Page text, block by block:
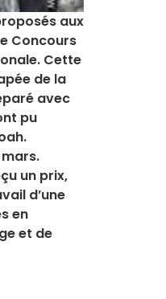
aux
Concours
Cette
de la
avec
pu
un prix,
d’une
en
et de